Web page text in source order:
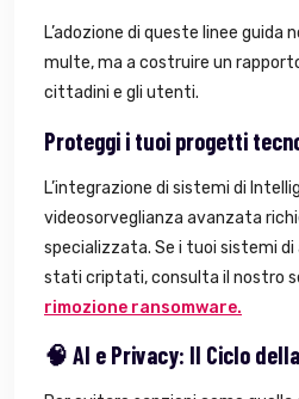
L’adozione di queste linee guida
multe, ma a costruire un
cittadini e gli utenti.
Proteggi i tuoi progetti
L’integrazione di sistemi di
videosorveglianza avanzata
specializzata. Se i tuoi sistemi di
stati criptati, consulta il nostro
rimozione ransomware.
🧠 AI e Privacy: Il Ciclo